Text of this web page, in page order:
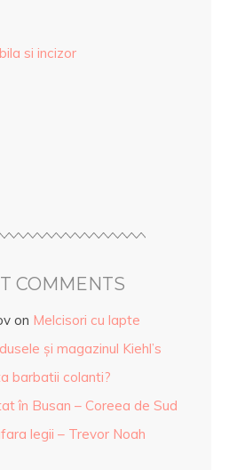
si incizor
COMMENTS
on Melcisori cu lapte
și magazinul Kiehl’s
barbatii colanti?
în Busan – Coreea de Sud
legii – Trevor Noah